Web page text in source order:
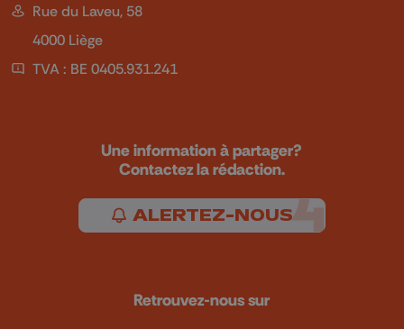
Rue du Laveu, 58
4000 Liège
TVA : BE 0405.931.241
Une information à partager?
Contactez la rédaction.
ALERTEZ-NOUS
Retrouvez-nous sur